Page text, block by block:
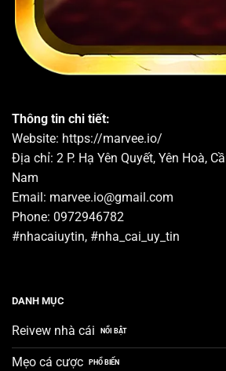
Thông tin chi tiết:
Website: https://marvee.io/
Địa chỉ: 2 P. Hạ Yên Quyết, Yên Hoà,
Nam
Email: marvee.io@gmail.com
Phone: 0972946782
#nhacaiuytin, #nha_cai_uy_tin
DANH MỤC
Reivew nhà cái
Mẹo cá cược